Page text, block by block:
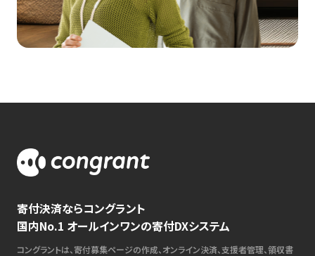
寄付決済ならコングラント
国内No.1 オールインワンの寄付DXシステム
コングラントは、寄付募集ページの作成、オンライン決済、支援者管理、領収書